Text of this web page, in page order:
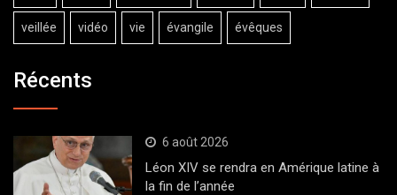
veillée vidéo vie évangile évêques
Récents
6 août 2026
Léon XIV se rendra en Amérique latine à
la fin de l’année